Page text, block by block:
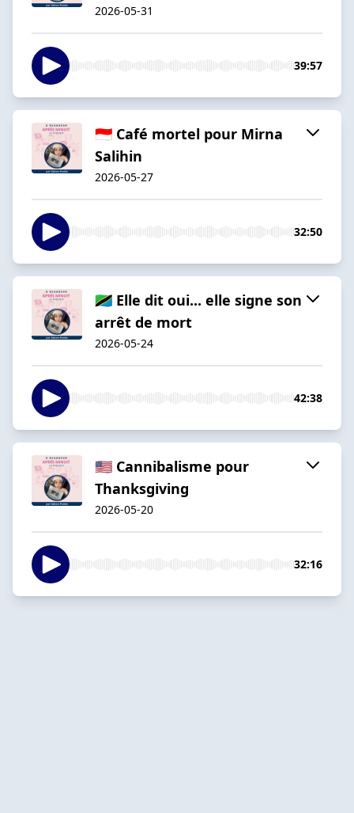
2026-05-31
39:57
🇮🇩 Café mortel pour Mirna
Salihin
2026-05-27
32:50
🇹🇿 Elle dit oui... elle signe son
arrêt de mort
2026-05-24
42:38
🇺🇸 Cannibalisme pour
Thanksgiving
2026-05-20
32:16